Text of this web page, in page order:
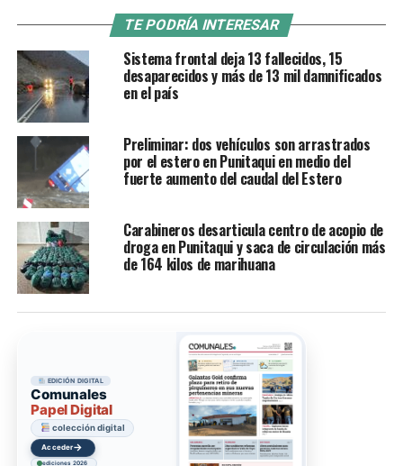
TE PODRÍA INTERESAR
Sistema frontal deja 13 fallecidos, 15
desaparecidos y más de 13 mil damnificados
en el país
Preliminar: dos vehículos son arrastrados
por el estero en Punitaqui en medio del
fuerte aumento del caudal del Estero
Carabineros desarticula centro de acopio de
droga en Punitaqui y saca de circulación más
de 164 kilos de marihuana
EDICIÓN DIGITAL
Comunales
Papel Digital
colección digital
Acceder→
ediciones 2026